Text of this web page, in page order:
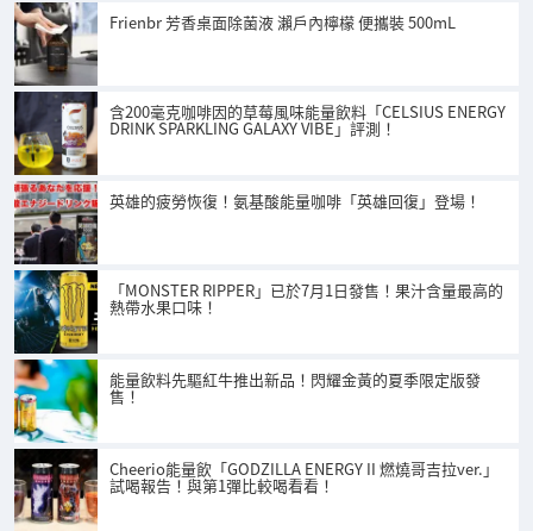
Frienbr 芳香桌面除菌液 瀨戶內檸檬 便攜裝 500mL
含200毫克咖啡因的草莓風味能量飲料「CELSIUS ENERGY
DRINK SPARKLING GALAXY VIBE」評測！
英雄的疲勞恢復！氨基酸能量咖啡「英雄回復」登場！
「MONSTER RIPPER」已於7月1日發售！果汁含量最高的
熱帶水果口味！
能量飲料先驅紅牛推出新品！閃耀金黃的夏季限定版發
售！
Cheerio能量飲「GODZILLA ENERGY II 燃燒哥吉拉ver.」
試喝報告！與第1彈比較喝看看！